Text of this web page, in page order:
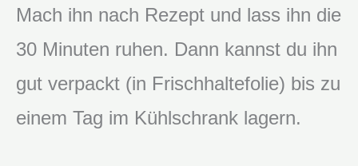
Mach ihn nach Rezept und lass ihn die
30 Minuten ruhen. Dann kannst du ihn
gut verpackt (in Frischhaltefolie) bis zu
einem Tag im Kühlschrank lagern.